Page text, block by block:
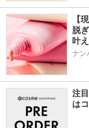
【
脱
叶
ナン
注
は